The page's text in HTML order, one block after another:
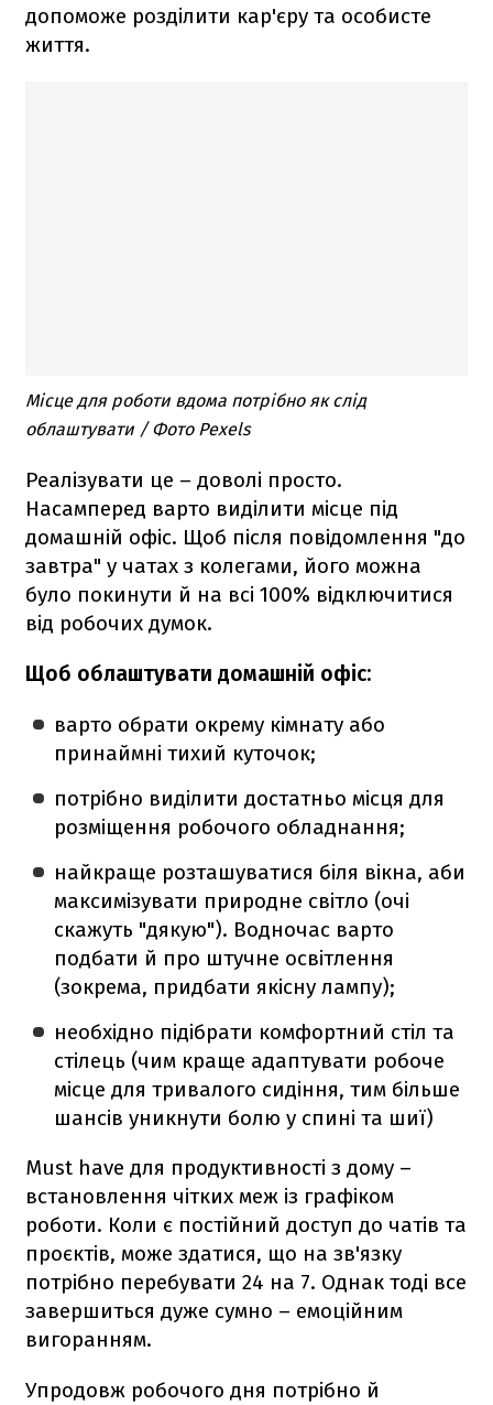
допоможе розділити кар'єру та особисте
життя.
Місце для роботи вдома потрібно як слід
облаштувати / Фото Pexels
Реалізувати це – доволі просто.
Насамперед варто виділити місце під
домашній офіс. Щоб після повідомлення "до
завтра" у чатах з колегами, його можна
було покинути й на всі 100% відключитися
від робочих думок.
Щоб облаштувати домашній офіс:
варто обрати окрему кімнату або
принаймні тихий куточок;
потрібно виділити достатньо місця для
розміщення робочого обладнання;
найкраще розташуватися біля вікна, аби
максимізувати природне світло (очі
скажуть "дякую"). Водночас варто
подбати й про штучне освітлення
(зокрема, придбати якісну лампу);
необхідно підібрати комфортний стіл та
стілець (чим краще адаптувати робоче
місце для тривалого сидіння, тим більше
шансів уникнути болю у спині та шиї)
Must have для продуктивності з дому –
встановлення чітких меж із графіком
роботи. Коли є постійний доступ до чатів та
проєктів, може здатися, що на зв'язку
потрібно перебувати 24 на 7. Однак тоді все
завершиться дуже сумно – емоційним
вигоранням.
Упродовж робочого дня потрібно й